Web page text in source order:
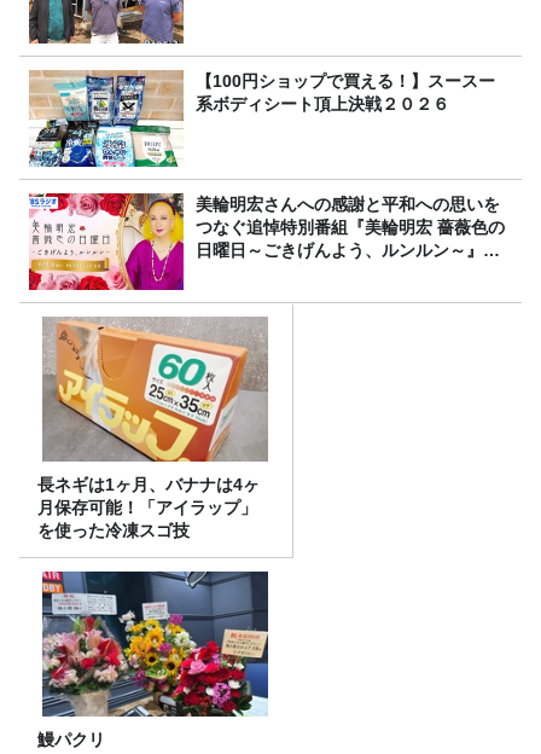
【100円ショップで買える！】スースー
系ボディシート頂上決戦２０２６
美輪明宏さんへの感謝と平和への思いを
つなぐ追悼特別番組『美輪明宏 薔薇色の
日曜日～ごきげんよう、ルンルン～』
長ネギは1ヶ月、バナナは4ヶ
月保存可能！「アイラップ」
を使った冷凍スゴ技
鰻パクリ